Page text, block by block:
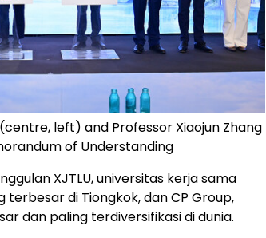
left) and Professor Xiaojun Zhang
of Understanding
XJTLU, universitas kerja sama
di Tiongkok, dan CP Group,
dan paling terdiversifikasi di dunia.